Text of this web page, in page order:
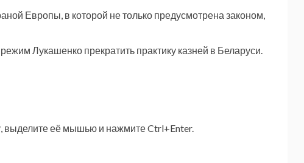
Европы, в которой не только предусмотрена законом,
Лукашенко прекратить практику казней в Беларуси.
её мышью и нажмите Ctrl+Enter.